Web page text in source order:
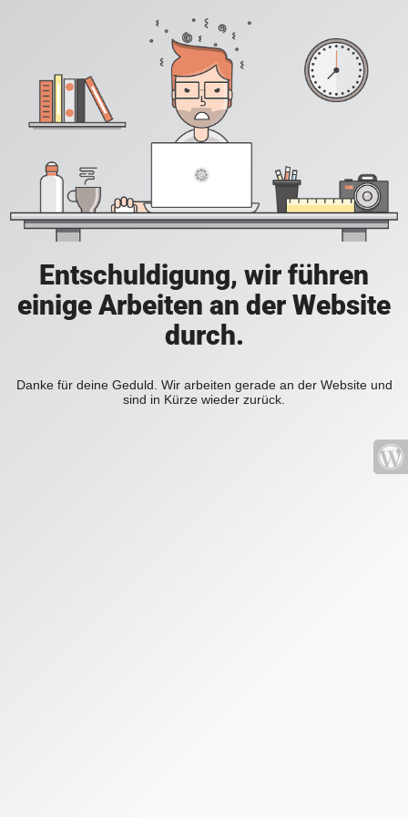
Entschuldigung, wir führen
einige Arbeiten an der Website
durch.
Danke für deine Geduld. Wir arbeiten gerade an der Website und
sind in Kürze wieder zurück.